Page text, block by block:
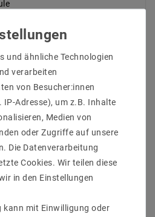
G
84
(Optional)
Stunden
und ähnliche Technologien
verarbeiten
von Besucher:innen
IP-Adresse), um z.B. Inhalte
Medien von
oder Zugriffe auf unsere
Die Datenverarbeitung
Cookies. Wir teilen diese
in den Einstellungen
kann mit Einwilligung oder